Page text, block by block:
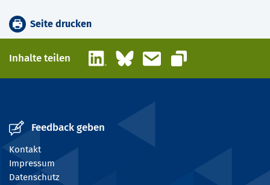
Seite drucken
Inhalte teilen LinkedInBlueskyE-Mail
Link kopieren
Feedback geben
Kontakt
Impressum
Datenschutz